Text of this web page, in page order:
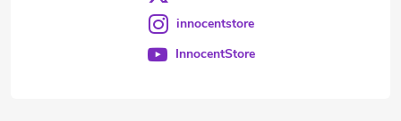
innocentstore
InnocentStore